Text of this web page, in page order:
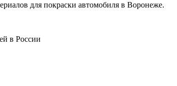
для покраски автомобиля в Воронеже.
в России